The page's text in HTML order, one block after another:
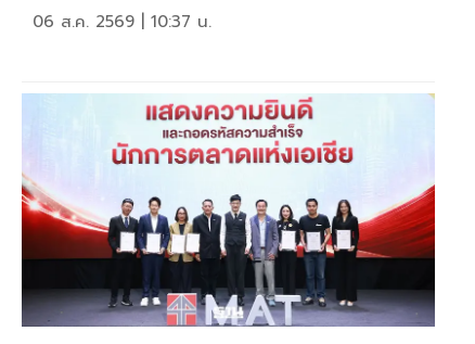
06 ส.ค. 2569 | 10:37 น.